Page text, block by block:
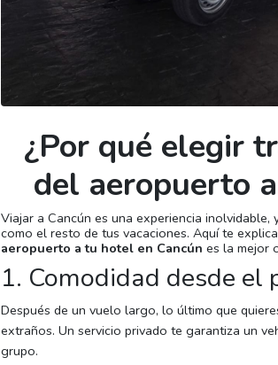
¿Por qué elegir
del aeropuerto
Viajar a Cancún es una experiencia
como el resto de tus vacaciones. Aquí te
aeropuerto a tu hotel en Cancún es la mejor
1. Comodidad desde el
Después de un vuelo largo, lo último que
extraños. Un servicio privado te garantiza un
grupo.